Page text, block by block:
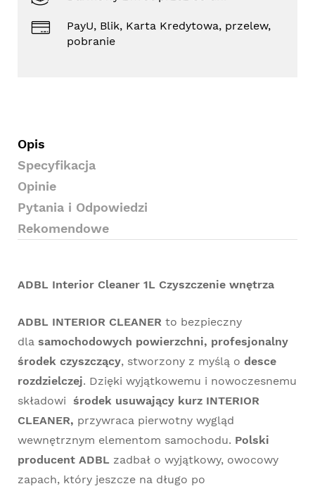
PayU, Blik, Karta Kredytowa, przelew,
pobranie
Opis
Specyfikacja
Opinie
Pytania i Odpowiedzi
Rekomendowe
ADBL Interior Cleaner 1L Czyszczenie wnętrza
ADBL INTERIOR CLEANER to bezpieczny
dla samochodowych powierzchni, profesjonalny
środek czyszczący, stworzony z myślą o desce
rozdzielczej. Dzięki wyjątkowemu i nowoczesnemu
składowi środek usuwający kurz INTERIOR
CLEANER, przywraca pierwotny wygląd
wewnętrznym elementom samochodu. Polski
producent ADBL zadbał o wyjątkowy, owocowy
zapach, który jeszcze na długo po